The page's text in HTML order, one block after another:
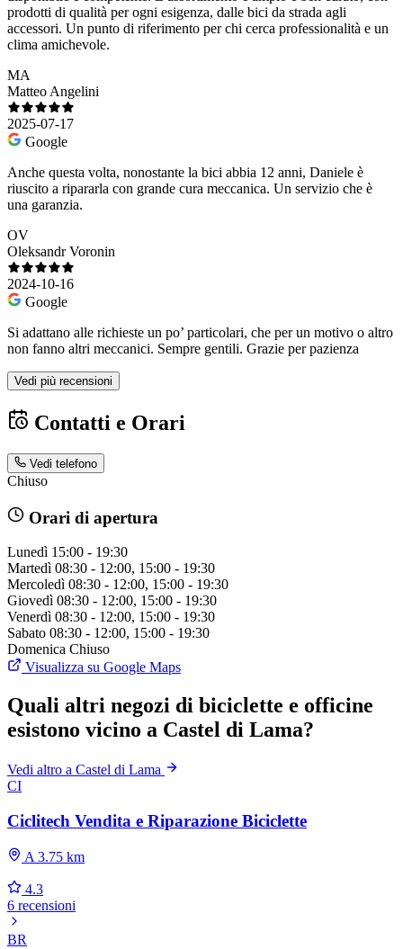
prodotti di qualità per ogni esigenza, dalle bici da strada agli
accessori. Un punto di riferimento per chi cerca professionalità e un
clima amichevole.
MA
Matteo Angelini
2025-07-17
Google
Anche questa volta, nonostante la bici abbia 12 anni, Daniele è
riuscito a ripararla con grande cura meccanica. Un servizio che è
una garanzia.
OV
Oleksandr Voronin
2024-10-16
Google
Si adattano alle richieste un po’ particolari, che per un motivo o altro
non fanno altri meccanici. Sempre gentili. Grazie per pazienza
Vedi più recensioni
Contatti e Orari
Vedi telefono
Chiuso
Orari di apertura
Lunedì 15:00 - 19:30
Martedì 08:30 - 12:00, 15:00 - 19:30
Mercoledì 08:30 - 12:00, 15:00 - 19:30
Giovedì 08:30 - 12:00, 15:00 - 19:30
Venerdì 08:30 - 12:00, 15:00 - 19:30
Sabato 08:30 - 12:00, 15:00 - 19:30
Domenica Chiuso
Visualizza su Google Maps
Quali altri negozi di biciclette e officine
esistono vicino a Castel di Lama?
Vedi altro a Castel di Lama
CI
Ciclitech Vendita e Riparazione Biciclette
A 3.75 km
4.3
6 recensioni
BR